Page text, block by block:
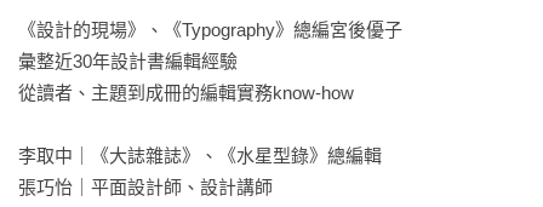
《設計的現場》、《Typography》總編宮後優子
彙整近30年設計書編輯經驗
從讀者、主題到成冊的編輯實務know-how
李取中｜《大誌雜誌》、《水星型錄》總編輯
張巧怡｜平面設計師、設計講師